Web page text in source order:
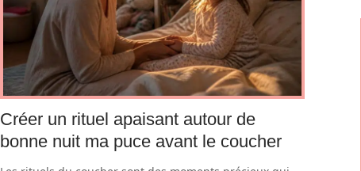
Créer un rituel apaisant autour de
bonne nuit ma puce avant le coucher